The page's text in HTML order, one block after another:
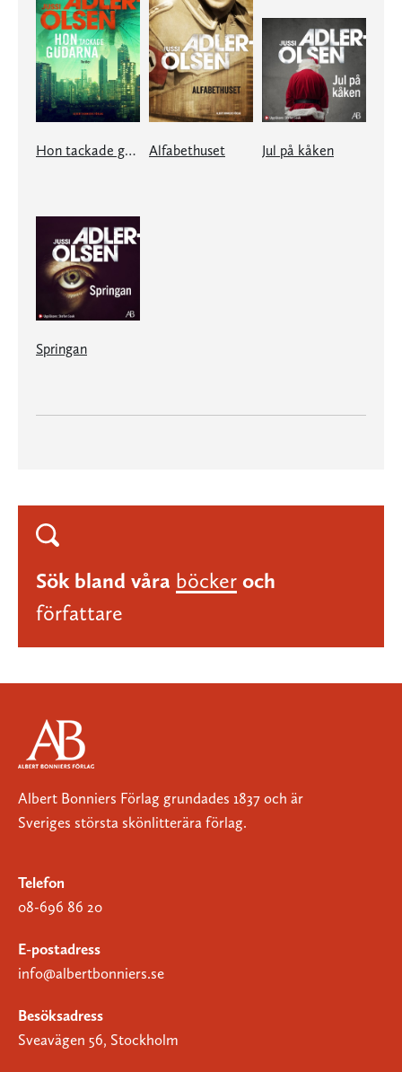
Hon tackade gudarna Alfabethuset Jul på kåken
Springan
Sök bland våra böcker och
författare
Albert Bonniers Förlag grundades 1837 och är
Sveriges största skönlitterära förlag.
Telefon
08-696 86 20
E-postadress
info@albertbonniers.se
Besöksadress
Sveavägen 56, Stockholm